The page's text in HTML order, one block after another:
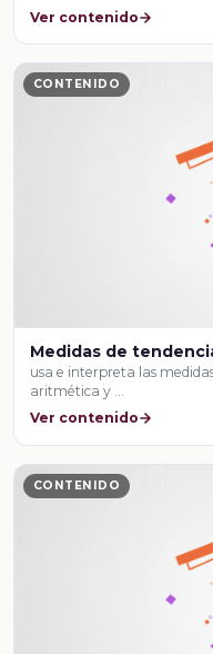
Ver contenido
CONTENIDO
Medidas de
usa e interpreta las
aritmética y …
Ver contenido
CONTENIDO